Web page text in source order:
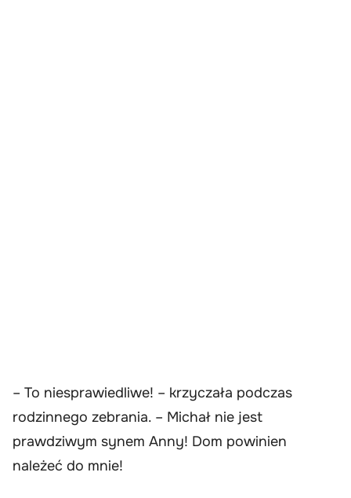
– To niesprawiedliwe! – krzyczała podczas
rodzinnego zebrania. – Michał nie jest
prawdziwym synem Anny! Dom powinien
należeć do mnie!